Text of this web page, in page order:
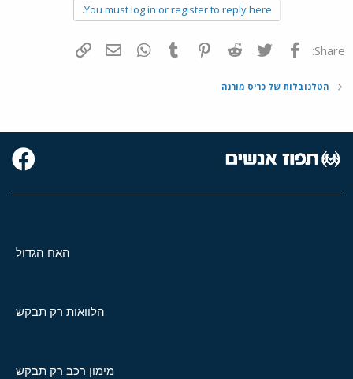
You must log in or register to reply here.
Share: פייסבוק Twitter
Reddit
Pinterest
Tumblr
WhatsAppדואר אלקטרוני
הטלנובלות של כריס מורנה
האח הגדול
הלוואות רק תבקש
מימון רכב רק תבקש